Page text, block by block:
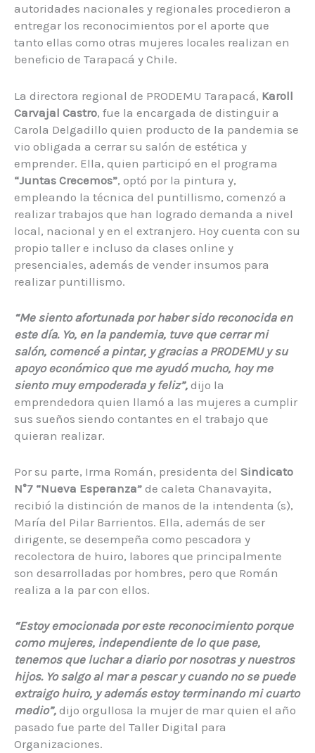
autoridades nacionales y regionales procedieron a
entregar los reconocimientos por el aporte que
tanto ellas como otras mujeres locales realizan en
beneficio de Tarapacá y Chile.
La directora regional de PRODEMU Tarapacá, Karoll
Carvajal Castro, fue la encargada de distinguir a
Carola Delgadillo quien producto de la pandemia se
vio obligada a cerrar su salón de estética y
emprender. Ella, quien participó en el programa
“Juntas Crecemos”, optó por la pintura y,
empleando la técnica del puntillismo, comenzó a
realizar trabajos que han logrado demanda a nivel
local, nacional y en el extranjero. Hoy cuenta con su
propio taller e incluso da clases online y
presenciales, además de vender insumos para
realizar puntillismo.
“Me siento afortunada por haber sido reconocida en
este día. Yo, en la pandemia, tuve que cerrar mi
salón, comencé a pintar, y gracias a PRODEMU y su
apoyo económico que me ayudó mucho, hoy me
siento muy empoderada y feliz”, dijo la
emprendedora quien llamó a las mujeres a cumplir
sus sueños siendo contantes en el trabajo que
quieran realizar.
Por su parte, Irma Román, presidenta del Sindicato
N°7 “Nueva Esperanza” de caleta Chanavayita,
recibió la distinción de manos de la intendenta (s),
María del Pilar Barrientos. Ella, además de ser
dirigente, se desempeña como pescadora y
recolectora de huiro, labores que principalmente
son desarrolladas por hombres, pero que Román
realiza a la par con ellos.
“Estoy emocionada por este reconocimiento porque
como mujeres, independiente de lo que pase,
tenemos que luchar a diario por nosotras y nuestros
hijos. Yo salgo al mar a pescar y cuando no se puede
extraigo huiro, y además estoy terminando mi cuarto
medio”, dijo orgullosa la mujer de mar quien el año
pasado fue parte del Taller Digital para
Organizaciones.